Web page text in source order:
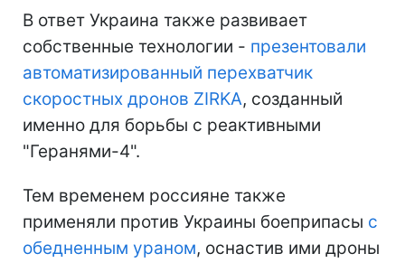
В ответ Украина также развивает
собственные технологии - презентовали
автоматизированный перехватчик
скоростных дронов ZIRKA, созданный
именно для борьбы с реактивными
"Геранями-4".
Тем временем россияне также
применяли против Украины боеприпасы с
обедненным ураном, оснастив ими дроны